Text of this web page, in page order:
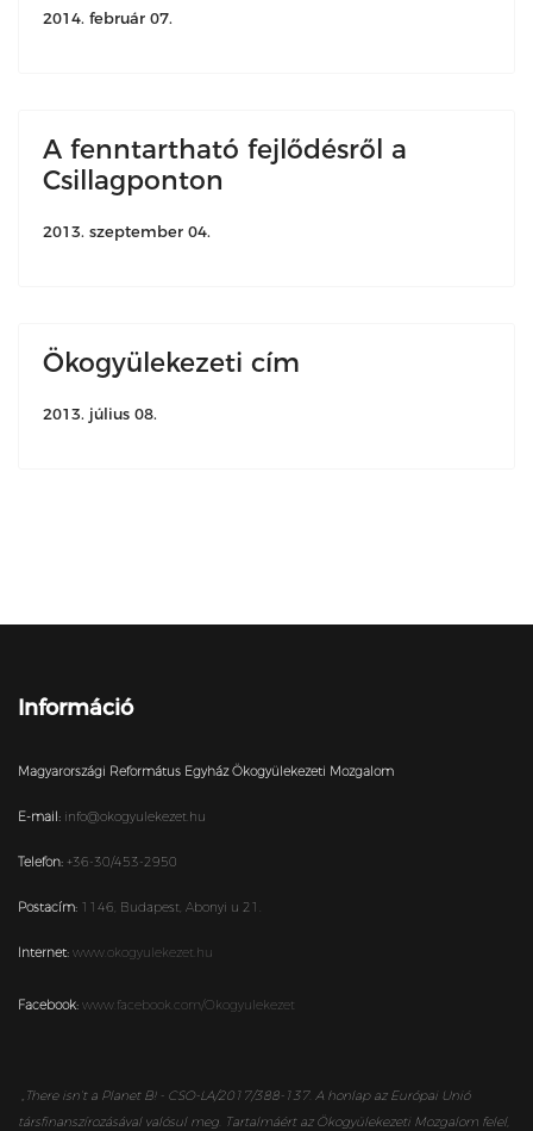
2014. február 07.
A fenntartható fejlődésről a
Csillagponton
2013. szeptember 04.
Ökogyülekezeti cím
2013. július 08.
Információ
Magyarországi Református Egyház Ökogyülekezeti Mozgalom
E-mail: info@okogyulekezet.hu
Telefon: +36-30/453-2950
Postacím: 1146, Budapest, Abonyi u 21.
Internet: www.okogyulekezet.hu
Facebook: www.facebook.com/Okogyulekezet
„ There isn’t a Planet B! - CSO-LA/2017/388-137. A honlap az Európai Unió
társfinanszírozásával valósul meg. Tartalmáért az Ökogyülekezeti Mozgalom felel,